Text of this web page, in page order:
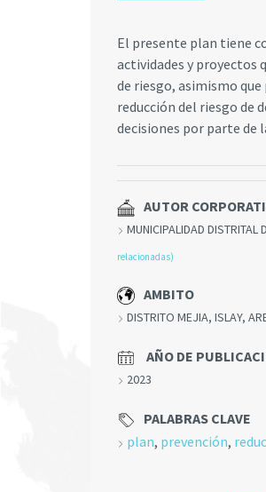
El presente plan tiene
actividades y proyectos
de riesgo, asimismo
reducción del riesgo de
decisiones por parte de
AUTOR
MUNICIPALIDAD
relacionadas)
AMBITO
DISTRITO MEJIA, ISLAY,
AÑO DE
2023
PALABRAS CLAVE
plan, prevención,